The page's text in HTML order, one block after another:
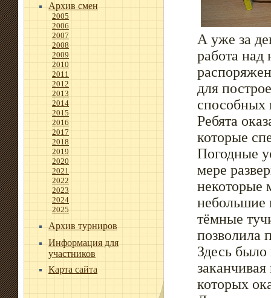
Архив смен
2005
2006
2007
2008
2009
2010
2011
2012
2013
2014
2015
2016
2017
2018
2019
2020
2021
2022
2023
2024
2025
Архив турниров
Информация для
участников
Карта сайта
А уже за
работа
для
способных
Ребята
которые
Погодные
мере
некоторые
небольшие
тёмные
позволила
Здесь
которых